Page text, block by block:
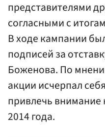
представителями
согласными с
В ходе кампании
подписей за
Боженова. По
акции исчерпал
привлечь
2014 года.